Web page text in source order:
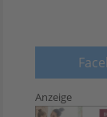
Anzeige